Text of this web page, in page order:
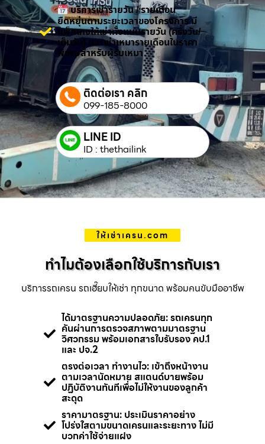
บริการเช่ารายวัน / รายเดือน
ยืดหยุ่นตามระยะเวลาของโครงการ มี
แพ็กเกจให้เช่าทั้งแบบรายวัน (ครึ่งวัน/
เต็มวัน) และเช่าเหมารายเดือนในราคา
พิเศษสำหรับผู้รับเหมา
ติดต่อเรา คลิก
099-185-8000
LINE ID
ID : thethailink
ให้เช่าเครน.com
ทำไมต้องเลือกใช้บริการกับเรา
บริการรถเครน รถเฮี๊ยบให้เช่า ทุกขนาด พร้อมคนขับมืออาชีพ
ได้มาตรฐานความปลอดภัย: รถเครนทุก
คันผ่านการตรวจสภาพตามมาตรฐาน
วิศวกรรม พร้อมเอกสารใบรับรอง คป.1
และ ปจ.2
ตรงต่อเวลา ทำงานไว: เข้าถึงหน้างาน
ตามเวลานัดหมาย สแตนด์บายพร้อม
ปฏิบัติงานทันทีเพื่อไม่ให้งานของลูกค้า
สะดุด
ราคามาตรฐาน: ประเมินราคาอย่าง
โปร่งใสตามขนาดเครนและระยะทาง ไม่มี
บวกค่าใช้จ่ายแฝง